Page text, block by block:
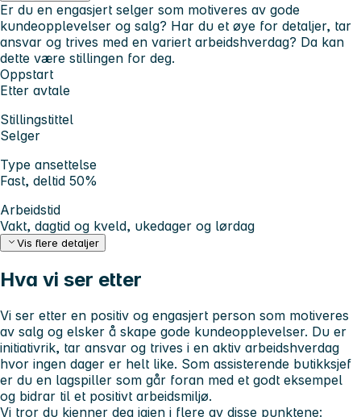
Er du en engasjert selger som motiveres av gode
kundeopplevelser og salg? Har du et øye for detaljer, tar
ansvar og trives med en variert arbeidshverdag? Da kan
dette være stillingen for deg.
Oppstart
Etter avtale
Stillingstittel
Selger
Type ansettelse
Fast, deltid 50%
Arbeidstid
Vakt, dagtid og kveld, ukedager og lørdag
Vis flere detaljer
Hva vi ser etter
Vi ser etter en positiv og engasjert person som motiveres
av salg og elsker å skape gode kundeopplevelser. Du er
initiativrik, tar ansvar og trives i en aktiv arbeidshverdag
hvor ingen dager er helt like. Som assisterende butikksjef
er du en lagspiller som går foran med et godt eksempel
og bidrar til et positivt arbeidsmiljø.
Vi tror du kjenner deg igjen i flere av disse punktene: